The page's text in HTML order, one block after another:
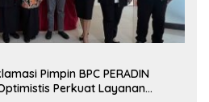
Pimpin BPC PERADIN
Perkuat Layanan